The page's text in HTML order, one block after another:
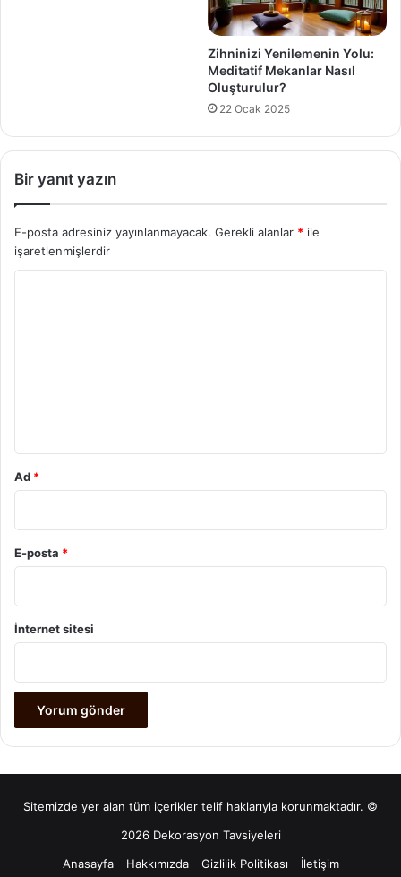
Zihninizi Yenilemenin Yolu:
Meditatif Mekanlar Nasıl
Oluşturulur?
22 Ocak 2025
Bir yanıt yazın
E-posta adresiniz yayınlanmayacak. Gerekli alanlar * ile
işaretlenmişlerdir
Ad *
E-posta *
İnternet sitesi
Sitemizde yer alan tüm içerikler telif haklarıyla korunmaktadır. ©
2026 Dekorasyon Tavsiyeleri
Anasayfa
Hakkımızda Gizlilik Politikası İletişim